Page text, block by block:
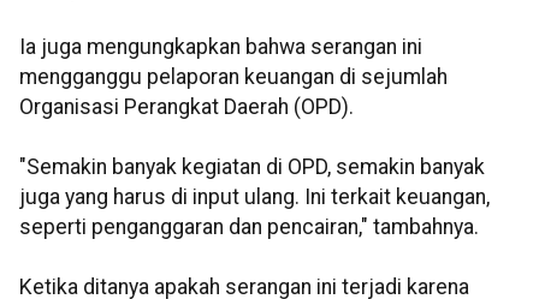
Ia juga mengungkapkan bahwa serangan ini
mengganggu pelaporan keuangan di sejumlah
Organisasi Perangkat Daerah (OPD).
"Semakin banyak kegiatan di OPD, semakin banyak
juga yang harus di input ulang. Ini terkait keuangan,
seperti penganggaran dan pencairan," tambahnya.
Ketika ditanya apakah serangan ini terjadi karena